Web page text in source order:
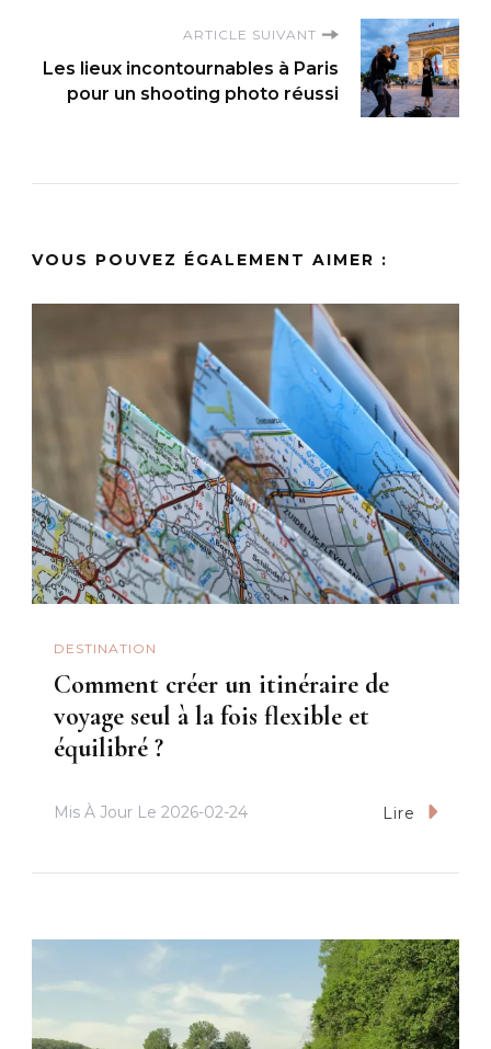
ARTICLE SUIVANT
Les lieux incontournables à Paris
pour un shooting photo réussi
VOUS POUVEZ ÉGALEMENT AIMER :
DESTINATION
Comment créer un itinéraire de
voyage seul à la fois flexible et
équilibré ?
Mis À Jour Le 2026-02-24 Lire